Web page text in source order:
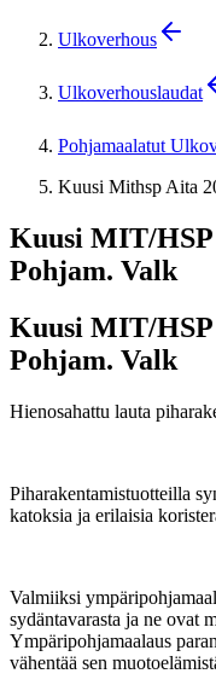
Ulkoverhous
Ulkoverhouslaudat
Pohjamaalatut
Kuusi Mithsp Aita
Kuusi MIT/HSP
Pohjam. Valk
Kuusi MIT/HSP
Pohjam. Valk
Hienosahattu lauta
Piharakentamistuotteilla
katoksia ja erilaisia
Valmiiksi
sydäntavarasta ja ne ovat
Ympäripohjamaalaus
vähentää sen